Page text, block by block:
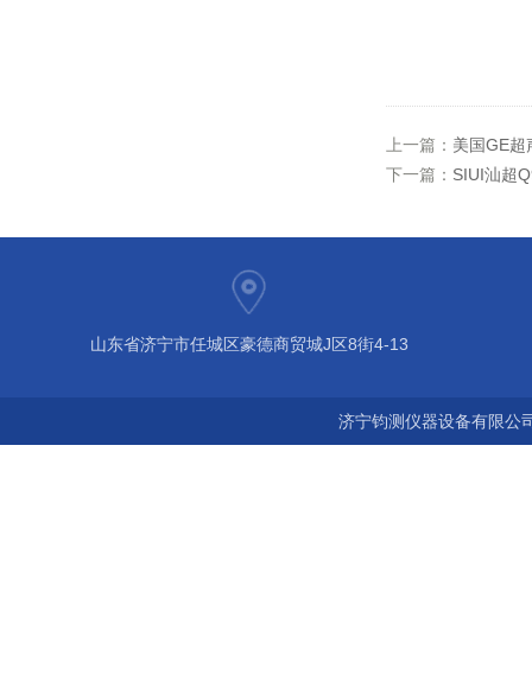
上一篇： 美国GE超
下一篇： SIUI汕超
山东省济宁市任城区豪德商贸城J区8街4-13
济宁钧测仪器设备有限